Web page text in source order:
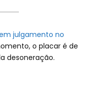
julgamento no
o placar é de
desoneração.